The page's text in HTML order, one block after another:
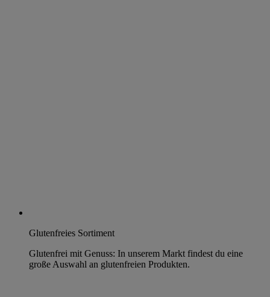
Glutenfreies Sortiment
Glutenfrei mit Genuss: In unserem Markt findest du eine
große Auswahl an glutenfreien Produkten.